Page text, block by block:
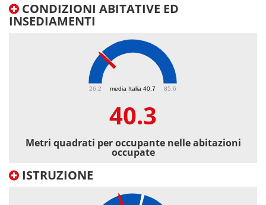
CONDIZIONI ABITATIVE ED
INSEDIAMENTI
media Italia 40.7
26.2 85.6
40.3
Metri quadrati per occupante nelle abitazioni
occupate
ISTRUZIONE